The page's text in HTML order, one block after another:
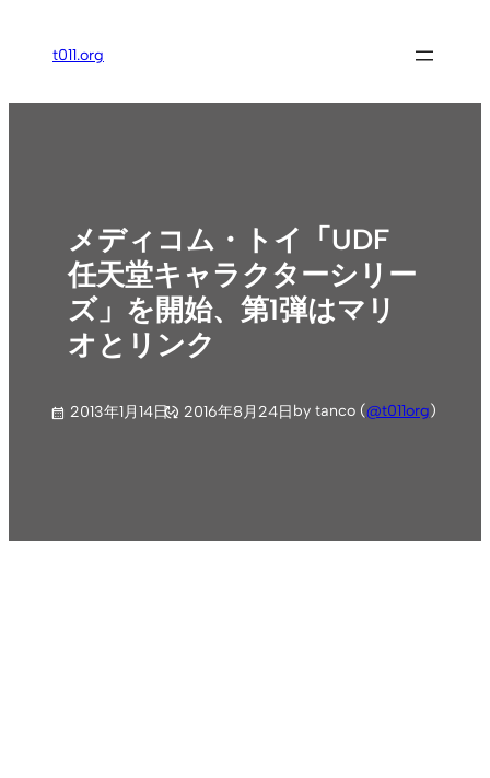
ス
t011.org
メディコム・トイ「UDF
任天堂キャラクターシリー
ズ」を開始、第1弾はマリ
オとリンク
2013年1月14日 2016年8月24日by tanco (@t011org)